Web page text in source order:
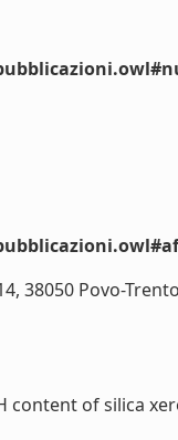
38050 Povo-
content of silica